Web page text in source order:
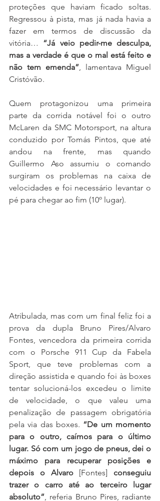
proteções que haviam ficado soltas.
Regressou à pista, mas já nada havia a
fazer em termos de discussão da
vitória… “Já veio pedir-me desculpa,
mas a verdade é que o mal está feito e
não tem emenda” , lamentava Miguel
Cristóvão.
Quem protagonizou uma primeira
parte da corrida notável foi o outro
McLaren da SMC Motorsport, na altura
conduzido por Tomás Pintos, que até
andou na frente, mas quando
Guillermo Aso assumiu o comando
surgiram os problemas na caixa de
velocidades e foi necessário levantar o
pé para chegar ao fim (10º lugar).
Atribulada, mas com um final feliz foi a
prova da dupla Bruno Pires/Alvaro
Fontes, vencedora da primeira corrida
com o Porsche 911 Cup da Fabela
Sport, que teve problemas com a
direção assistida e quando foi às boxes
tentar solucioná-los excedeu o limite
de velocidade, o que valeu uma
penalização de passagem obrigatória
pela via das boxes. “De um momento
para o outro, caímos para o último
lugar. Só com um jogo de pneus, dei o
máximo para recuperar posições e
depois o Alvaro [Fontes]
conseguiu
trazer o carro até ao terceiro lugar
absoluto”, referia Bruno Pires, radiante